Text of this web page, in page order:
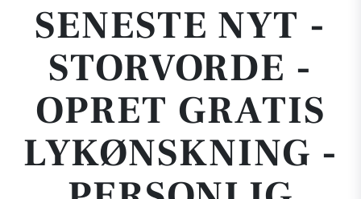
SENESTE NYT -
STORVORDE -
OPRET GRATIS
LYKØNSKNING -